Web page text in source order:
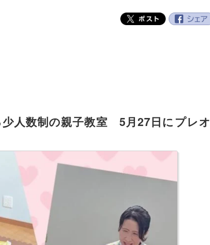
人数制の親子教室 5月27日にプレオ